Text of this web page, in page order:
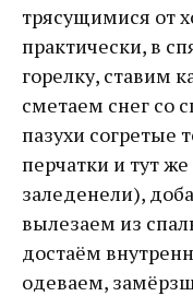
трясущимися от
практически, в
горелку, ставим
сметаем снег со
пазухи согретые
перчатки и тут
заледенели),
вылезаем из
достаём
одеваем,